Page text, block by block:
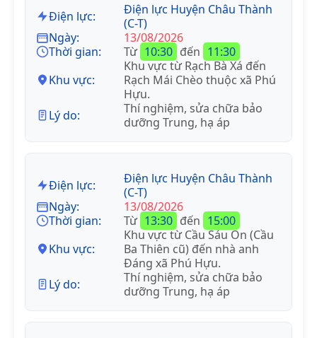
Điện lực:
Điện lực Huyện Châu Thành
(C-T)
Ngày:
13/08/2026
Thời gian:
Từ 10:30 đến 11:30
Khu vực:
Khu vực từ Rạch Bà Xá đến
Rạch Mái Chèo thuộc xã Phú
Hựu.
Lý do:
Thí nghiệm, sửa chữa bảo
dưỡng Trung, hạ áp
Điện lực:
Điện lực Huyện Châu Thành
(C-T)
Ngày:
13/08/2026
Thời gian:
Từ 13:30 đến 15:00
Khu vực:
Khu vực từ Cầu Sáu On (Cầu
Ba Thiên cũ) đến nhà anh
Đáng xã Phú Hựu.
Lý do:
Thí nghiệm, sửa chữa bảo
dưỡng Trung, hạ áp